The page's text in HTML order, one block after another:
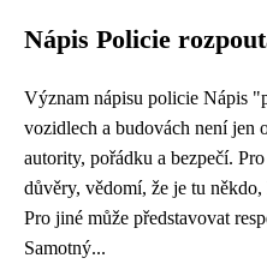
Nápis Policie
Význam nápisu policie Nápis
vozidlech a budovách není jen
autority, pořádku a bezpečí.
důvěry, vědomí, že je tu
Pro jiné může představovat
Samotný...